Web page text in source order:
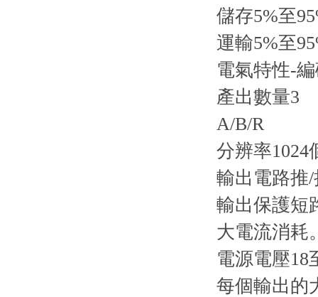
儲存5%至
運輸5%至
電氣特性-
產出數量3
A/B/R
分辨率1024
輸出電路推
輸出保護短
大電流消耗
電源電壓18
每個輸出的